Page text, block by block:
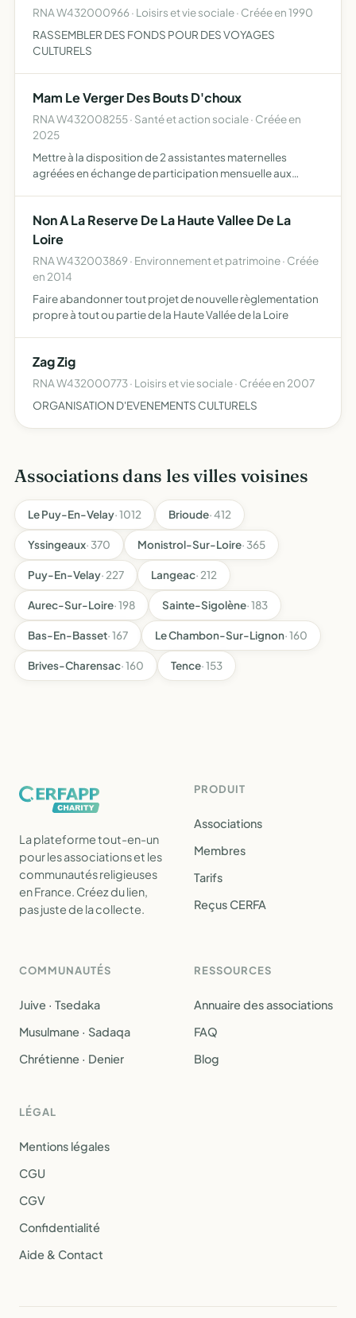
RNA W432000966 · Loisirs et vie sociale · Créée en 1990
RASSEMBLER DES FONDS POUR DES VOYAGES
CULTURELS
Mam Le Verger Des Bouts D'choux
RNA W432008255 · Santé et action sociale · Créée en
2025
Mettre à la disposition de 2 assistantes maternelles
agréées en échange de participation mensuelle aux
faci…
Non A La Reserve De La Haute Vallee De La
Loire
RNA W432003869 · Environnement et patrimoine · Créée
en 2014
Faire abandonner tout projet de nouvelle règlementation
propre à tout ou partie de la Haute Vallée de la Loire
Zag Zig
RNA W432000773 · Loisirs et vie sociale · Créée en 2007
ORGANISATION D'EVENEMENTS CULTURELS
Associations dans les villes voisines
Le Puy-En-Velay· 1012 Brioude· 412
Yssingeaux· 370 Monistrol-Sur-Loire· 365
Puy-En-Velay· 227 Langeac· 212
Aurec-Sur-Loire· 198 Sainte-Sigolène· 183
Bas-En-Basset· 167 Le Chambon-Sur-Lignon· 160
Brives-Charensac· 160 Tence· 153
La plateforme tout-en-un
pour les associations et les
communautés religieuses
en France. Créez du lien,
pas juste de la collecte.
PRODUIT
Associations
Membres
Tarifs
Reçus CERFA
COMMUNAUTÉS
Juive · Tsedaka
Musulmane · Sadaqa
Chrétienne · Denier
RESSOURCES
Annuaire des associations
FAQ
Blog
LÉGAL
Mentions légales
CGU
CGV
Confidentialité
Aide & Contact